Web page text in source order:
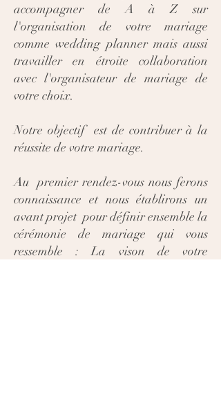
accompagner de A à Z sur
l'organisation de votre mariage
comme wedding planner mais aussi
travailler en étroite collaboration
avec l'organisateur de mariage de
votre choix.
Notre objectif est de contribuer à la
réussite de votre mariage.
Au premier rendez-vous nous ferons
connaissance et nous établirons un
avant projet pour définir ensemble la
cérémonie de mariage qui vous
ressemble : La vison de votre